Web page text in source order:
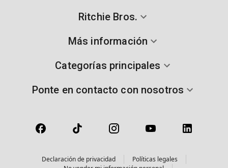
Ritchie Bros.
Más información
Categorías principales
Ponte en contacto con nosotros
Declaración de privacidad
Políticas legales